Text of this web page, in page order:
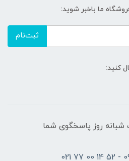
ما باخبر شوید:
ثبت‌نام
کنید:
، ۲۴ ساعت شبانه‌ روز پاسخگوی شما